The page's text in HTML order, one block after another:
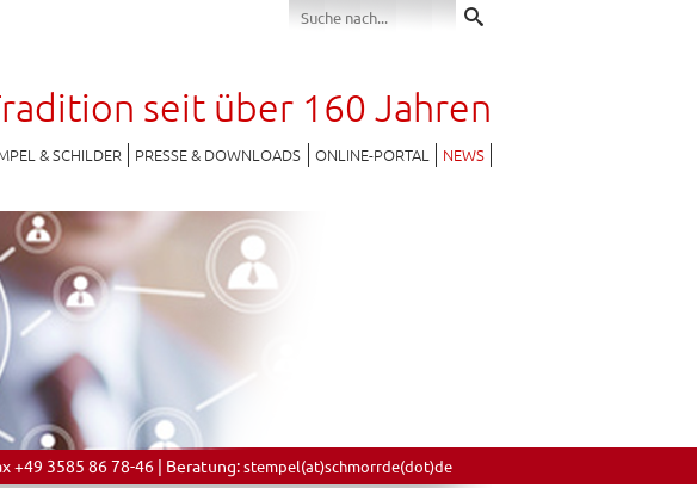
seit über 160 Jahren
& SCHILDER PRESSE & DOWNLOADS ONLINE-PORTAL NEWS
+49 3585 86 78-46 | Beratung:stempel(at)schmorrde(dot)de